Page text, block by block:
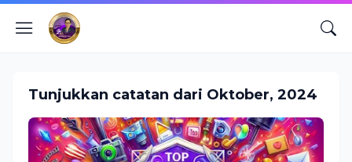
Tunjukkan catatan dari Oktober, 2024